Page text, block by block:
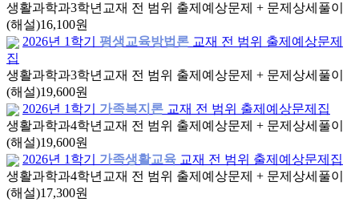
생활과학과3학년 교재 전 범위 출제예상문제 + 문제상세풀이
(해설)16,100원
2026년 1학기
평생교육방법론 교재 전 범위 출제예상문제
집
생활과학과3학년 교재 전 범위 출제예상문제 + 문제상세풀이
(해설)19,600원
2026년 1학기
가족복지론 교재 전 범위 출제예상문제집
생활과학과4학년 교재 전 범위 출제예상문제 + 문제상세풀이
(해설)19,600원
2026년 1학기
가족생활교육 교재 전 범위 출제예상문제집
생활과학과4학년 교재 전 범위 출제예상문제 + 문제상세풀이
(해설)17,300원